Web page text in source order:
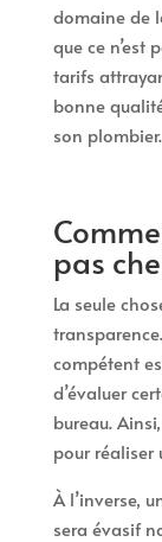
domaine de
que ce n’est
tarifs
bonne
son plombier.
pas
La seule
compétent
d’évaluer
bureau.
pour réaliser
À l’inverse,
sera évasif